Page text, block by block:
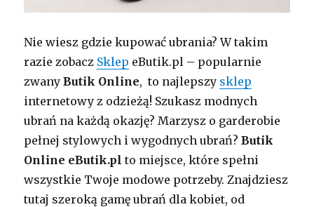
Nie wiesz gdzie kupować ubrania? W takim
razie zobacz Sklep eButik.pl – popularnie
zwanyButik Online, to najlepszy sklep
internetowy z odzieżą! Szukasz modnych
ubrań na każdą okazję? Marzysz o garderobie
pełnej stylowych i wygodnych ubrań?Butik
Online eButik.pl to miejsce, które spełni
wszystkie Twoje modowe potrzeby. Znajdziesz
tutaj szeroką gamę ubrań dla kobiet, od